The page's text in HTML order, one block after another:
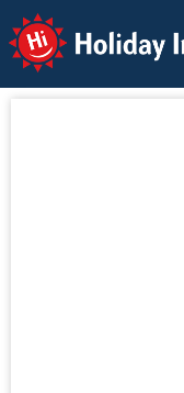
Holiday Info